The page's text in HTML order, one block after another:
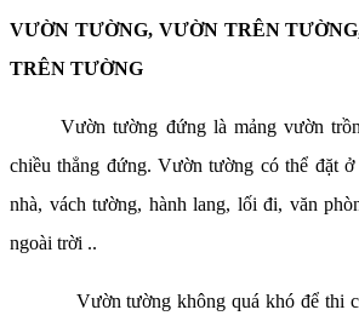
VƯỜN TƯỜNG, VƯỜN TRÊN
TRÊN TƯỜNG
Vườn tường đứng là mảng vườn
chiều thẳng đứng. Vườn tường có thể đặt
nhà, vách tường, hành lang, lối đi, văn
ngoài trời ..
Vườn tường không quá khó để thi